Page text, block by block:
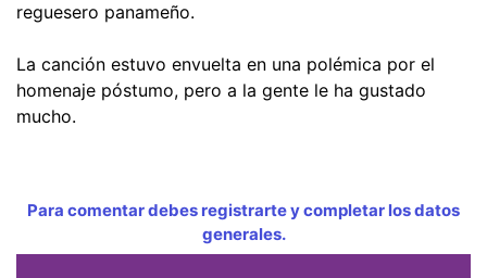
reguesero panameño.
La canción estuvo envuelta en una polémica por el
homenaje póstumo, pero a la gente le ha gustado
mucho.
Para comentar debes registrarte y completar los datos
generales.